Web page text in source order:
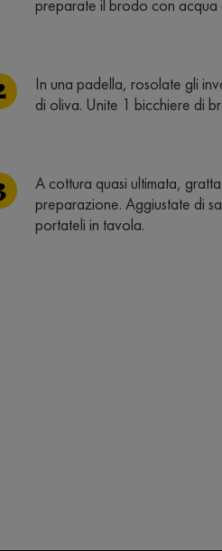
preparate il brodo con
In una padella, rosolate gli
di oliva. Unite 1 bicchiere di
A cottura quasi ultimata,
preparazione. Aggiustate di
portateli in tavola.